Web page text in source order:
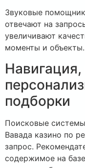
Звуковые
отвечают на
увеличивают
моменты и объекты.
подборки
Поисковые
Вавада казино по
запрос.
содержимое на